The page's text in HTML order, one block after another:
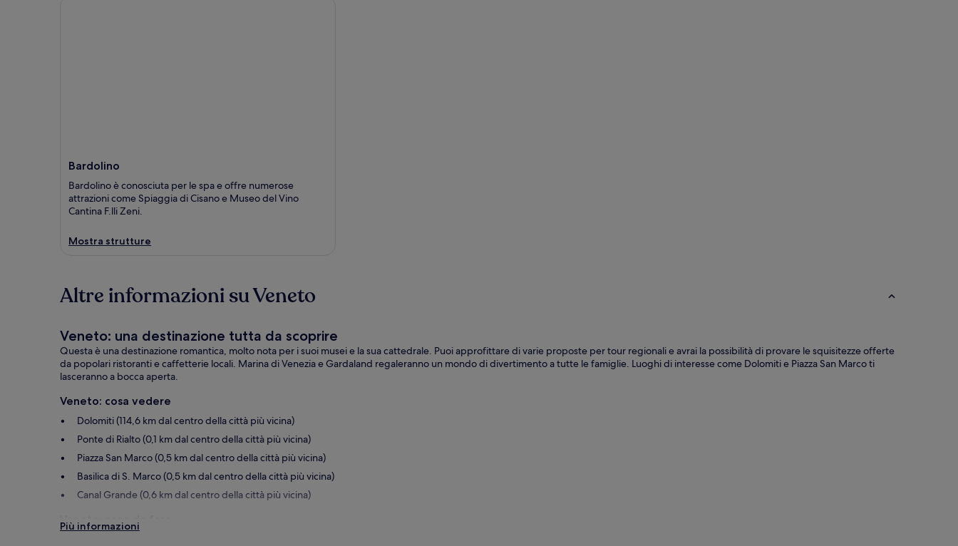
Bardolino
Bardolino è conosciuta per le spa e offre numerose
attrazioni come Spiaggia di Cisano e Museo del Vino
Cantina F.lli Zeni.
Mostra strutture
Altre informazioni su Veneto
Veneto: una destinazione tutta da scoprire
Questa è una destinazione romantica, molto nota per i suoi musei e la sua cattedrale. Puoi approfittare di varie proposte per tour regionali e avrai la possibilità di provare le squisitezze offerte
da popolari ristoranti e caffetterie locali. Marina di Venezia e Gardaland regaleranno un mondo di divertimento a tutte le famiglie. Luoghi di interesse come Dolomiti e Piazza San Marco ti
lasceranno a bocca aperta.
Veneto: cosa vedere
Dolomiti (114,6 km dal centro della città più vicina)
Ponte di Rialto (0,1 km dal centro della città più vicina)
Piazza San Marco (0,5 km dal centro della città più vicina)
Basilica di S. Marco (0,5 km dal centro della città più vicina)
Canal Grande (0,6 km dal centro della città più vicina)
Più informazioni